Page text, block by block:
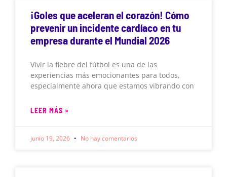
¡Goles que aceleran el corazón! Cómo
prevenir un incidente cardíaco en tu
empresa durante el Mundial 2026
Vivir la fiebre del fútbol es una de las
experiencias más emocionantes para todos,
especialmente ahora que estamos vibrando con
LEER MÁS »
junio 19, 2026 No hay comentarios